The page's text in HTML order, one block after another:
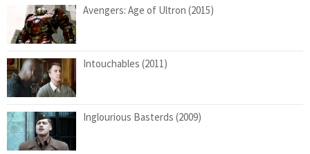
Avengers: Age of Ultron (2015)
Intouchables (2011)
Inglourious Basterds (2009)